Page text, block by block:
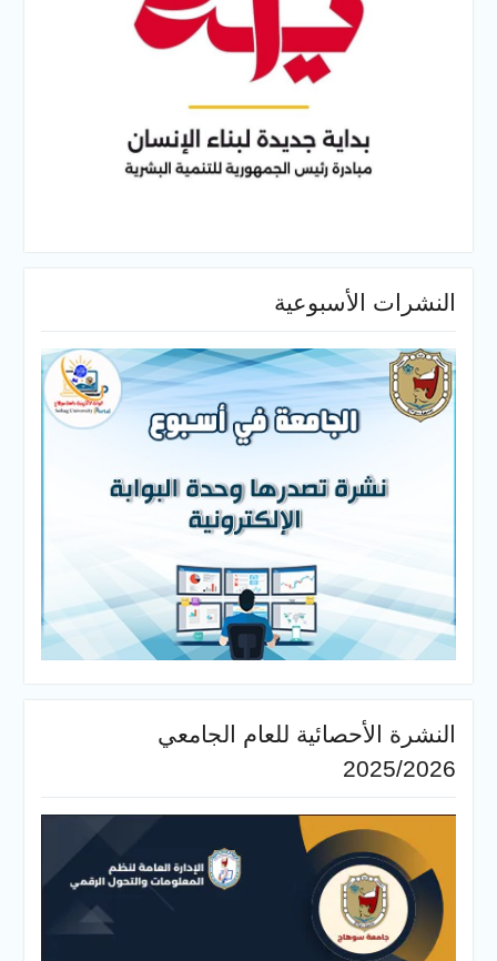
النشرات الأسبوعية
النشرة الأحصائية للعام الجامعي
2025/2026